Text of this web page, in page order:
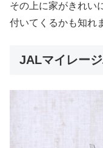
その上に家がきれい
付いてくるかも知れ
JALマイレー